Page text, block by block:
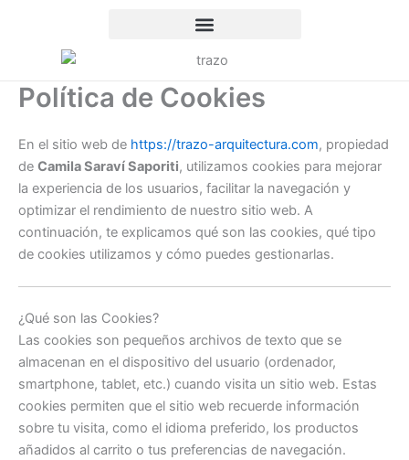
contenido
Política de Cookies
En el sitio web de https://trazo-arquitectura.com, propiedad
de Camila Saraví Saporiti, utilizamos cookies para mejorar
la experiencia de los usuarios, facilitar la navegación y
optimizar el rendimiento de nuestro sitio web. A
continuación, te explicamos qué son las cookies, qué tipo
de cookies utilizamos y cómo puedes gestionarlas.
¿Qué son las Cookies?
Las cookies son pequeños archivos de texto que se
almacenan en el dispositivo del usuario (ordenador,
smartphone, tablet, etc.) cuando visita un sitio web. Estas
cookies permiten que el sitio web recuerde información
sobre tu visita, como el idioma preferido, los productos
añadidos al carrito o tus preferencias de navegación.